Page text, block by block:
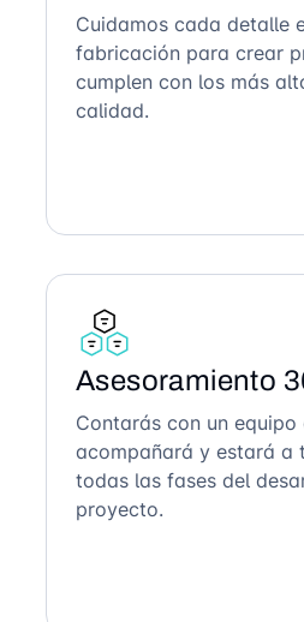
Cuidamos cada detalle
fabricación para crear
cumplen con los más
calidad.
Asesoramiento
Contarás con un equipo
acompañará y estará a
todas las fases del
proyecto.